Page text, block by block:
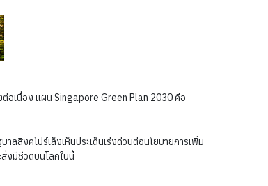
อเนื่อง แผน Singapore Green Plan 2030 คือ
สิงคโปร์เล็งเห็นประเด็นเร่งด่วนต่อนโยบายการเพิ่ม
งมีชีวิตบนโลกใบนี้